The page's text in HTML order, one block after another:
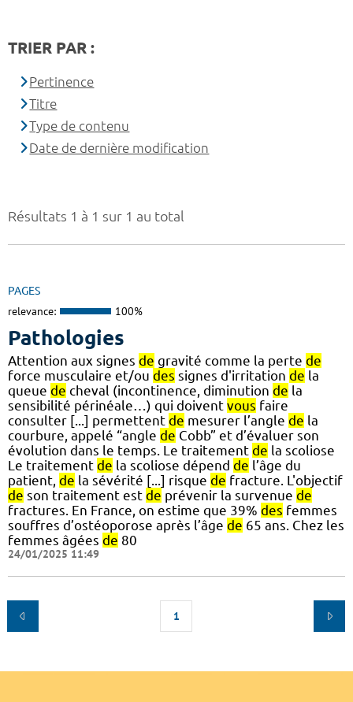
Résultats 1 à 1 sur 1 au total
PAGES
relevance: 100%
Pathologies
Attention aux signes de gravité comme la perte de
force musculaire et/ou des signes d'irritation de la
queue de cheval (incontinence, diminution de la
sensibilité périnéale…) qui doivent vous faire
consulter [...] permettent de mesurer l’angle de la
courbure, appelé “angle de Cobb” et d’évaluer son
évolution dans le temps. Le traitement de la scoliose
Le traitement de la scoliose dépend de l’âge du
patient, de la sévérité [...] risque de fracture. L'objectif
de son traitement est de prévenir la survenue de
fractures. En France, on estime que 39% des femmes
souffres d’ostéoporose après l’âge de 65 ans. Chez les
femmes âgées de 80
24/01/2025 11:49
1
TRIER PAR :
Pertinence
Titre
Type de contenu
Date de dernière modification